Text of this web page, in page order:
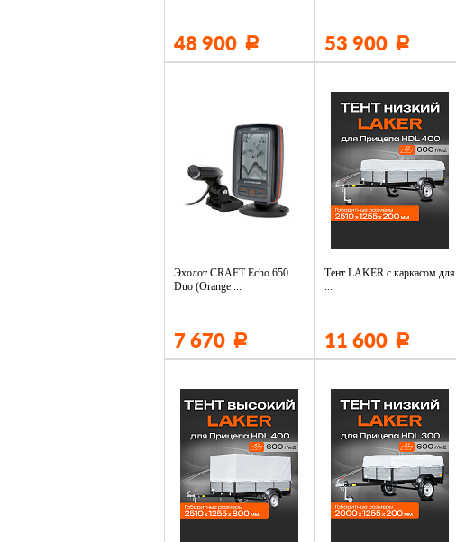
48 900 Р 53 900 Р
Эхолот CRAFT Echo 650
Duo (Orange ...
7 670 Р
Тент LAKER с каркасом для
...
11 600 Р